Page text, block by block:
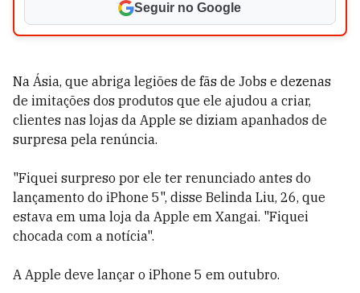
Seguir no Google
Na Ásia, que abriga legiões de fãs de Jobs e dezenas
de imitações dos produtos que ele ajudou a criar,
clientes nas lojas da Apple se diziam apanhados de
surpresa pela renúncia.
"Fiquei surpreso por ele ter renunciado antes do
lançamento do iPhone 5", disse Belinda Liu, 26, que
estava em uma loja da Apple em Xangai. "Fiquei
chocada com a notícia".
A Apple deve lançar o iPhone 5 em outubro.